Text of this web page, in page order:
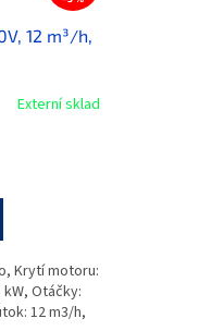
12 m³/h,
Externí sklad
Krytí motoru:
kW, Otáčky:
12 m3/h,